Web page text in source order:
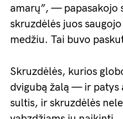
amarų”, — papasakojo
skruzdėlės juos
medžiu. Tai buvo
Skruzdėlės, kurios
dvigubą žalą — ir patys
sultis, ir skruzdėlės